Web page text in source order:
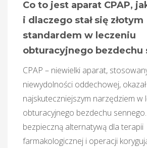
Co to jest aparat CPAP,
i dlaczego stał się złotym
standardem w leczeniu
obturacyjnego bezdechu
CPAP – niewielki aparat,
niewydolności oddechowej,
najskuteczniejszym narzędziem w
obturacyjnego bezdechu sennego.
bezpieczną alternatywą dla terapii
farmakologicznej i operacji